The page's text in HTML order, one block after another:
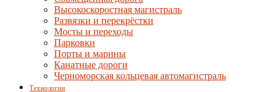
Высокоскоростная магистраль
Развязки и перекрёстки
Мосты и переходы
Парковки
Порты и марины
Канатные дороги
Черноморская кольцевая автомагистраль
Технологии